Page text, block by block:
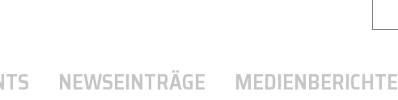
NEWSEINTRÄGE MEDIENBERICHTE